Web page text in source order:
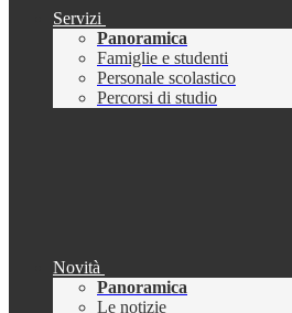
Servizi
Panoramica
Famiglie e studenti
Personale scolastico
Percorsi di studio
Novità
Panoramica
Le notizie